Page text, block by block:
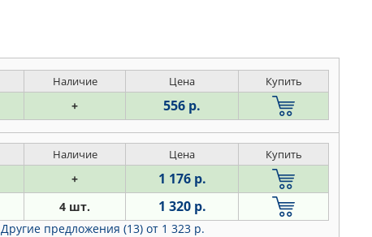
Наличие Цена Купить
+ 556 р.
Наличие Цена Купить
+ 1 176 р.
4 шт. 1 320 р.
Другие предложения (13) от 1 323 р.